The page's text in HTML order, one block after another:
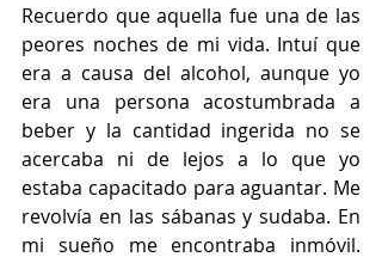
Recuerdo que aquella fue una de las
peores noches de mi vida. Intuí que
era a causa del alcohol, aunque yo
era una persona acostumbrada a
beber y la cantidad ingerida no se
acercaba ni de lejos a lo que yo
estaba capacitado para aguantar. Me
revolvía en las sábanas y sudaba. En
mi sueño me encontraba inmóvil.